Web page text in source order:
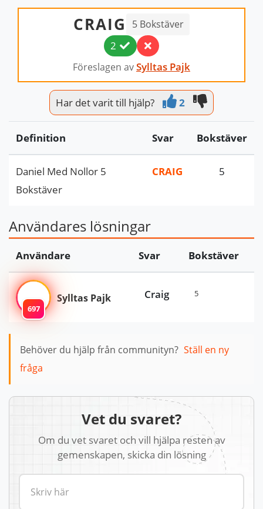
CRAIG 5 Bokstäver
Föreslagen avSylltas Pajk
2
Har det varit till hjälp? 2
Definition Svar Bokstäver
Daniel Med Nollor 5
Bokstäver
CRAIG 5
Användares lösningar
Användare Svar Bokstäver
697
Sylltas Pajk Craig 5
Behöver du hjälp från communityn? Ställ en ny
fråga
Vet du svaret?
Om du vet svaret och vill hjälpa resten av
gemenskapen, skicka din lösning